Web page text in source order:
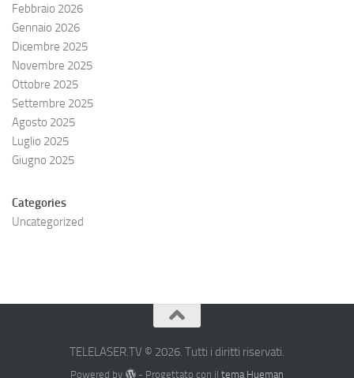
Febbraio 2026
Gennaio 2026
Dicembre 2025
Novembre 2025
Ottobre 2025
Settembre 2025
Agosto 2025
Luglio 2025
Giugno 2025
Categories
Uncategorized
TELELASER.TV © 2026. Tutti i diritti riservati.
Powered by - Progettato con il tema Hueman